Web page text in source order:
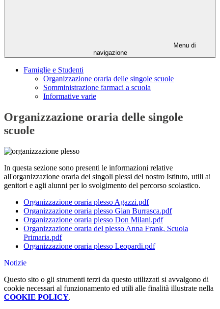
Menu di
navigazione
Famiglie e Studenti
Organizzazione oraria delle singole scuole
Somministrazione farmaci a scuola
Informative varie
Organizzazione oraria delle singole
scuole
In questa sezione sono presenti le informazioni relative
all'organizzazione oraria dei singoli plessi del nostro Istituto, utili ai
genitori e agli alunni per lo svolgimento del percorso scolastico.
Organizzazione oraria plesso Agazzi.pdf
Organizzazione oraria plesso Gian Burrasca.pdf
Organizzazione oraria plesso Don Milani.pdf
Organizzazione oraria del plesso Anna Frank, Scuola
Primaria.pdf
Organizzazione oraria plesso Leopardi.pdf
Notizie
Questo sito o gli strumenti terzi da questo utilizzati si avvalgono di
cookie necessari al funzionamento ed utili alle finalità illustrate nella
COOKIE POLICY.